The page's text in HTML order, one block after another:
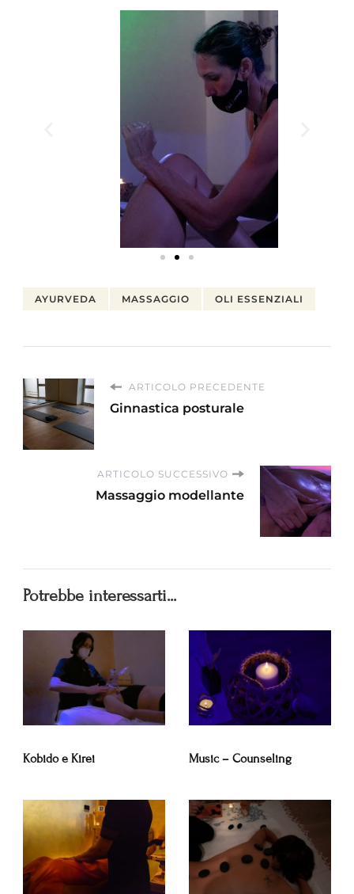
AYURVEDA MASSAGGIO OLI ESSENZIALI
ARTICOLO PRECEDENTE
Ginnastica posturale
ARTICOLO SUCCESSIVO
Massaggio modellante
Potrebbe interessarti...
Kobido e Kirei Music – Counseling